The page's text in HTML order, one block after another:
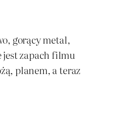
gorący metal,
jest zapach filmu
planem, a teraz